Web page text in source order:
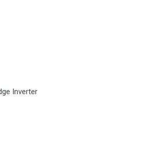
Inverter